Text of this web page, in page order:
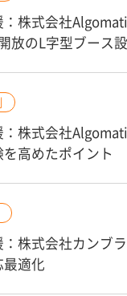
株式会社
放のL字型ブース
株式会社
高めたポイント
株式会社カンブ
適化